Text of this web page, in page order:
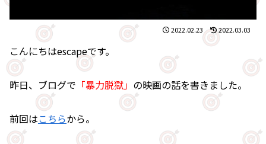
2022.02.23 2022.03.03
こんにちはescapeです。
昨日、ブログで 「暴力脱獄」 の映画の話を書きました。
前回はこちらから。